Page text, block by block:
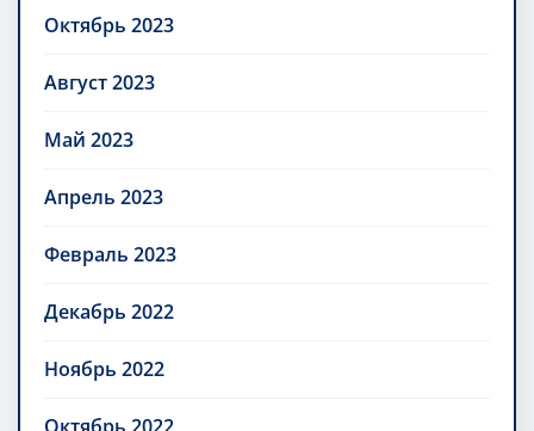
Октябрь 2023
Август 2023
Май 2023
Апрель 2023
Февраль 2023
Декабрь 2022
Ноябрь 2022